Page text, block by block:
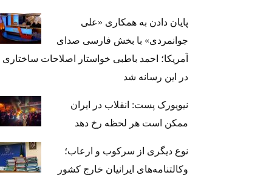
پایان دادن به همکاری «علی
جوانمردی» با بخش فارسی صدای
آمریکا؛ احمد باطبی خواستار اصلاحات ساختاری
در این رسانه شد
نیویورک پست: انقلاب در ایران
ممکن است هر لحظه رخ دهد
نوع دیگری از سرکوب و ارعاب؛
وکالتنامه‌های ایرانیان خارج کشور